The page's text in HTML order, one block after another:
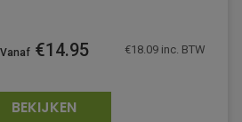
€14.95 €18.09inc. BTW
BEKIJKEN